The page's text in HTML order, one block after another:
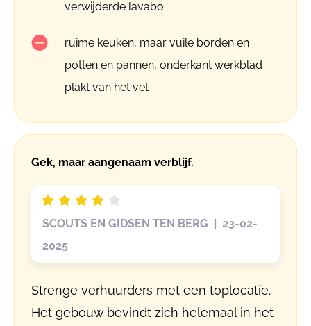
verwijderde lavabo.
ruime keuken, maar vuile borden en
potten en pannen, onderkant werkblad
plakt van het vet
Gek, maar aangenaam verblijf.
SCOUTS EN GIDSEN TEN BERG | 23-02-
2025
Strenge verhuurders met een toplocatie.
Het gebouw bevindt zich helemaal in het